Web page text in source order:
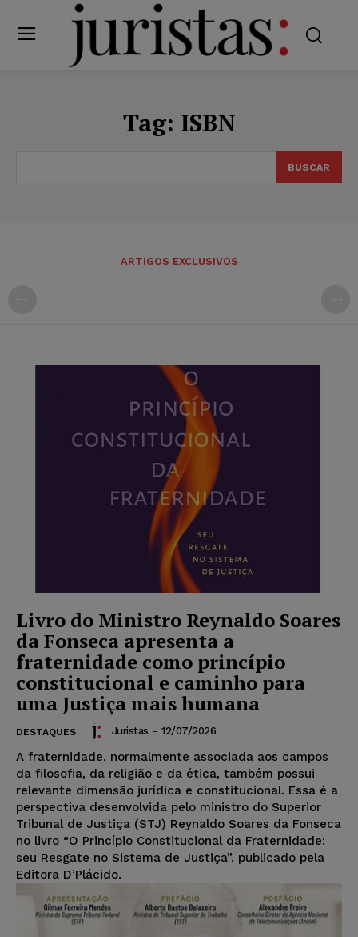
Tag: ISBN
BUSCAR
ARTIGOS EXCLUSIVOS
Livro do Ministro Reynaldo Soares
da Fonseca apresenta a
fraternidade como princípio
constitucional e caminho para
uma Justiça mais humana
DESTAQUES Juristas - 12/07/2026
A fraternidade, normalmente associada aos campos
da filosofia, da religião e da ética, também possui
relevante dimensão jurídica e constitucional. Essa é a
perspectiva desenvolvida pelo ministro do Superior
Tribunal de Justiça (STJ) Reynaldo Soares da Fonseca
no livro “O Princípio Constitucional da Fraternidade:
seu Resgate no Sistema de Justiça”, publicado pela
Editora D’Plácido.